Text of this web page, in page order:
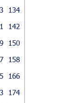
134
142
150
158
166
174